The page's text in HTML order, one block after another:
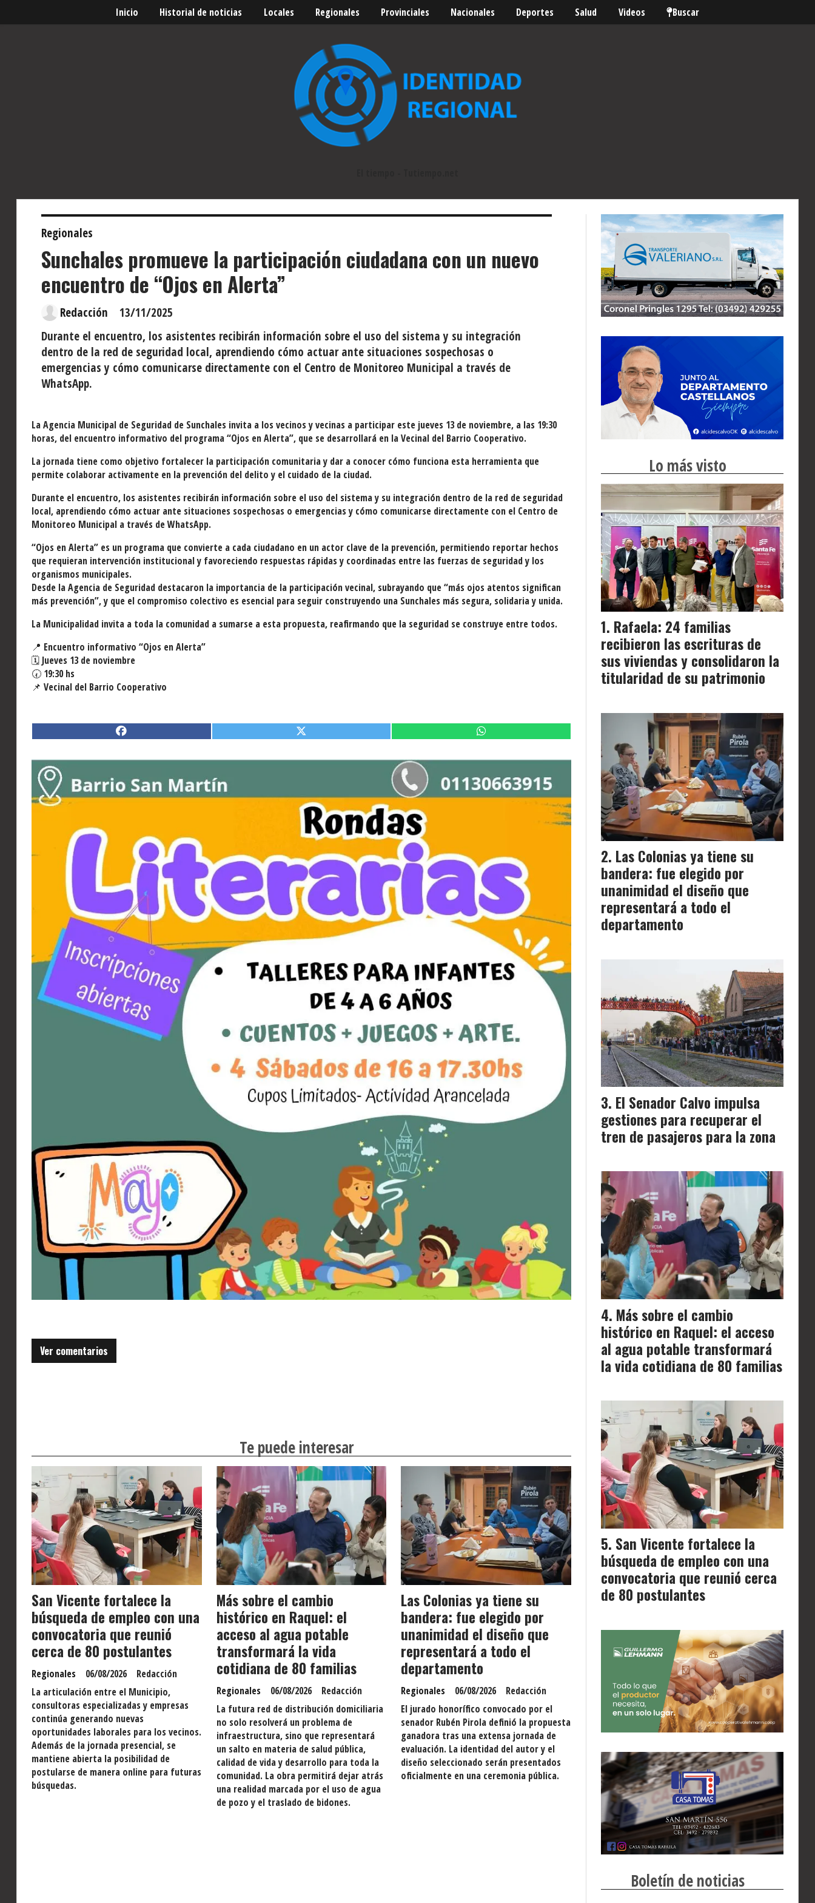
Inicio Historial de noticias Locales Regionales Provinciales Nacionales Deportes Salud Videos Buscar
Sunchales promueve la participación ciudadana con un nuevo
encuentro de “Ojos en Alerta”
Durante el encuentro, los asistentes recibirán información sobre el uso del sistema y su integración
dentro de la red de seguridad local, aprendiendo cómo actuar ante situaciones sospechosas o
emergencias y cómo comunicarse directamente con el Centro de Monitoreo Municipal a través de
WhatsApp.
Regionales
13/11/2025
Redacción
La Agencia Municipal de Seguridad de Sunchales invita a los vecinos y vecinas a participar este jueves 13 de noviembre, a las 19:30
horas, del encuentro informativo del programa “Ojos en Alerta”, que se desarrollará en la Vecinal del Barrio Cooperativo.
La jornada tiene como objetivo fortalecer la participación comunitaria y dar a conocer cómo funciona esta herramienta que
permite colaborar activamente en la prevención del delito y el cuidado de la ciudad.
Durante el encuentro, los asistentes recibirán información sobre el uso del sistema y su integración dentro de la red de seguridad
local, aprendiendo cómo actuar ante situaciones sospechosas o emergencias y cómo comunicarse directamente con el Centro de
Monitoreo Municipal a través de WhatsApp.
“Ojos en Alerta” es un programa que convierte a cada ciudadano en un actor clave de la prevención, permitiendo reportar hechos
que requieran intervención institucional y favoreciendo respuestas rápidas y coordinadas entre las fuerzas de seguridad y los
organismos municipales.
Desde la Agencia de Seguridad destacaron la importancia de la participación vecinal, subrayando que “más ojos atentos significan
más prevención”, y que el compromiso colectivo es esencial para seguir construyendo una Sunchales más segura, solidaria y unida.
La Municipalidad invita a toda la comunidad a sumarse a esta propuesta, reafirmando que la seguridad se construye entre todos.
📍 Encuentro informativo “Ojos en Alerta”
🗓️ Jueves 13 de noviembre
🕢 19:30 hs
📌 Vecinal del Barrio Cooperativo
Ver comentarios
Te puede interesar
San Vicente fortalece la
búsqueda de empleo con una
convocatoria que reunió
cerca de 80 postulantes
Redacción
Regionales
06/08/2026
La articulación entre el Municipio,
consultoras especializadas y empresas
continúa generando nuevas
oportunidades laborales para los vecinos.
Además de la jornada presencial, se
mantiene abierta la posibilidad de
postularse de manera online para futuras
búsquedas.
Más sobre el cambio
histórico en Raquel: el
acceso al agua potable
transformará la vida
cotidiana de 80 familias
Redacción
Regionales
06/08/2026
La futura red de distribución domiciliaria
no solo resolverá un problema de
infraestructura, sino que representará
un salto en materia de salud pública,
calidad de vida y desarrollo para toda la
comunidad. La obra permitirá dejar atrás
una realidad marcada por el uso de agua
de pozo y el traslado de bidones.
Las Colonias ya tiene su
bandera: fue elegido por
unanimidad el diseño que
representará a todo el
departamento
Redacción
Regionales
06/08/2026
El jurado honorífico convocado por el
senador Rubén Pirola definió la propuesta
ganadora tras una extensa jornada de
evaluación. La identidad del autor y el
diseño seleccionado serán presentados
oficialmente en una ceremonia pública.
Lo más visto
Rafaela: 24 familias
recibieron las escrituras de
sus viviendas y consolidaron la
titularidad de su patrimonio
Las Colonias ya tiene su
bandera: fue elegido por
unanimidad el diseño que
representará a todo el
departamento
El Senador Calvo impulsa
gestiones para recuperar el
tren de pasajeros para la zona
Más sobre el cambio
histórico en Raquel: el acceso
al agua potable transformará
la vida cotidiana de 80 familias
San Vicente fortalece la
búsqueda de empleo con una
convocatoria que reunió cerca
de 80 postulantes
Boletín de noticias